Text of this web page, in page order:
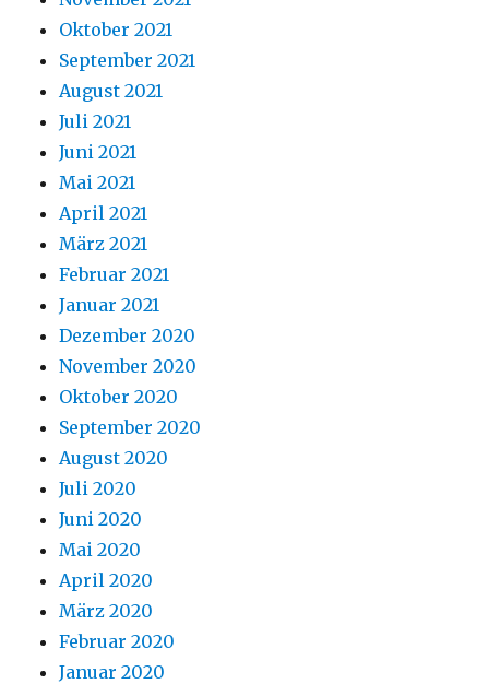
Oktober 2021
September 2021
August 2021
Juli 2021
Juni 2021
Mai 2021
April 2021
März 2021
Februar 2021
Januar 2021
Dezember 2020
November 2020
Oktober 2020
September 2020
August 2020
Juli 2020
Juni 2020
Mai 2020
April 2020
März 2020
Februar 2020
Januar 2020